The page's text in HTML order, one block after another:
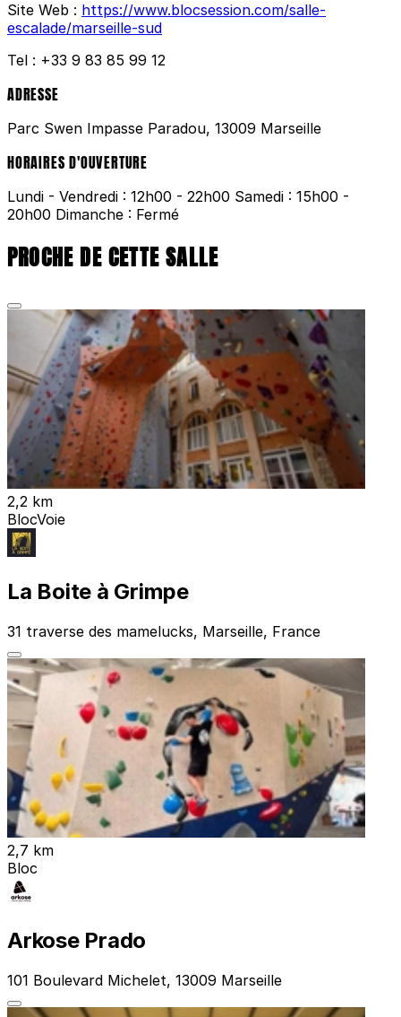
Site Web : https://www.blocsession.com/salle-
escalade/marseille-sud
Tel : +33 9 83 85 99 12
ADRESSE
Parc Swen Impasse Paradou, 13009 Marseille
HORAIRES D'OUVERTURE
Lundi - Vendredi : 12h00 - 22h00 Samedi : 15h00 -
20h00 Dimanche : Fermé
PROCHE DE CETTE SALLE
2,2 km
BlocVoie
La Boite à Grimpe
31 traverse des mamelucks, Marseille, France
2,7 km
Bloc
Arkose Prado
101 Boulevard Michelet, 13009 Marseille